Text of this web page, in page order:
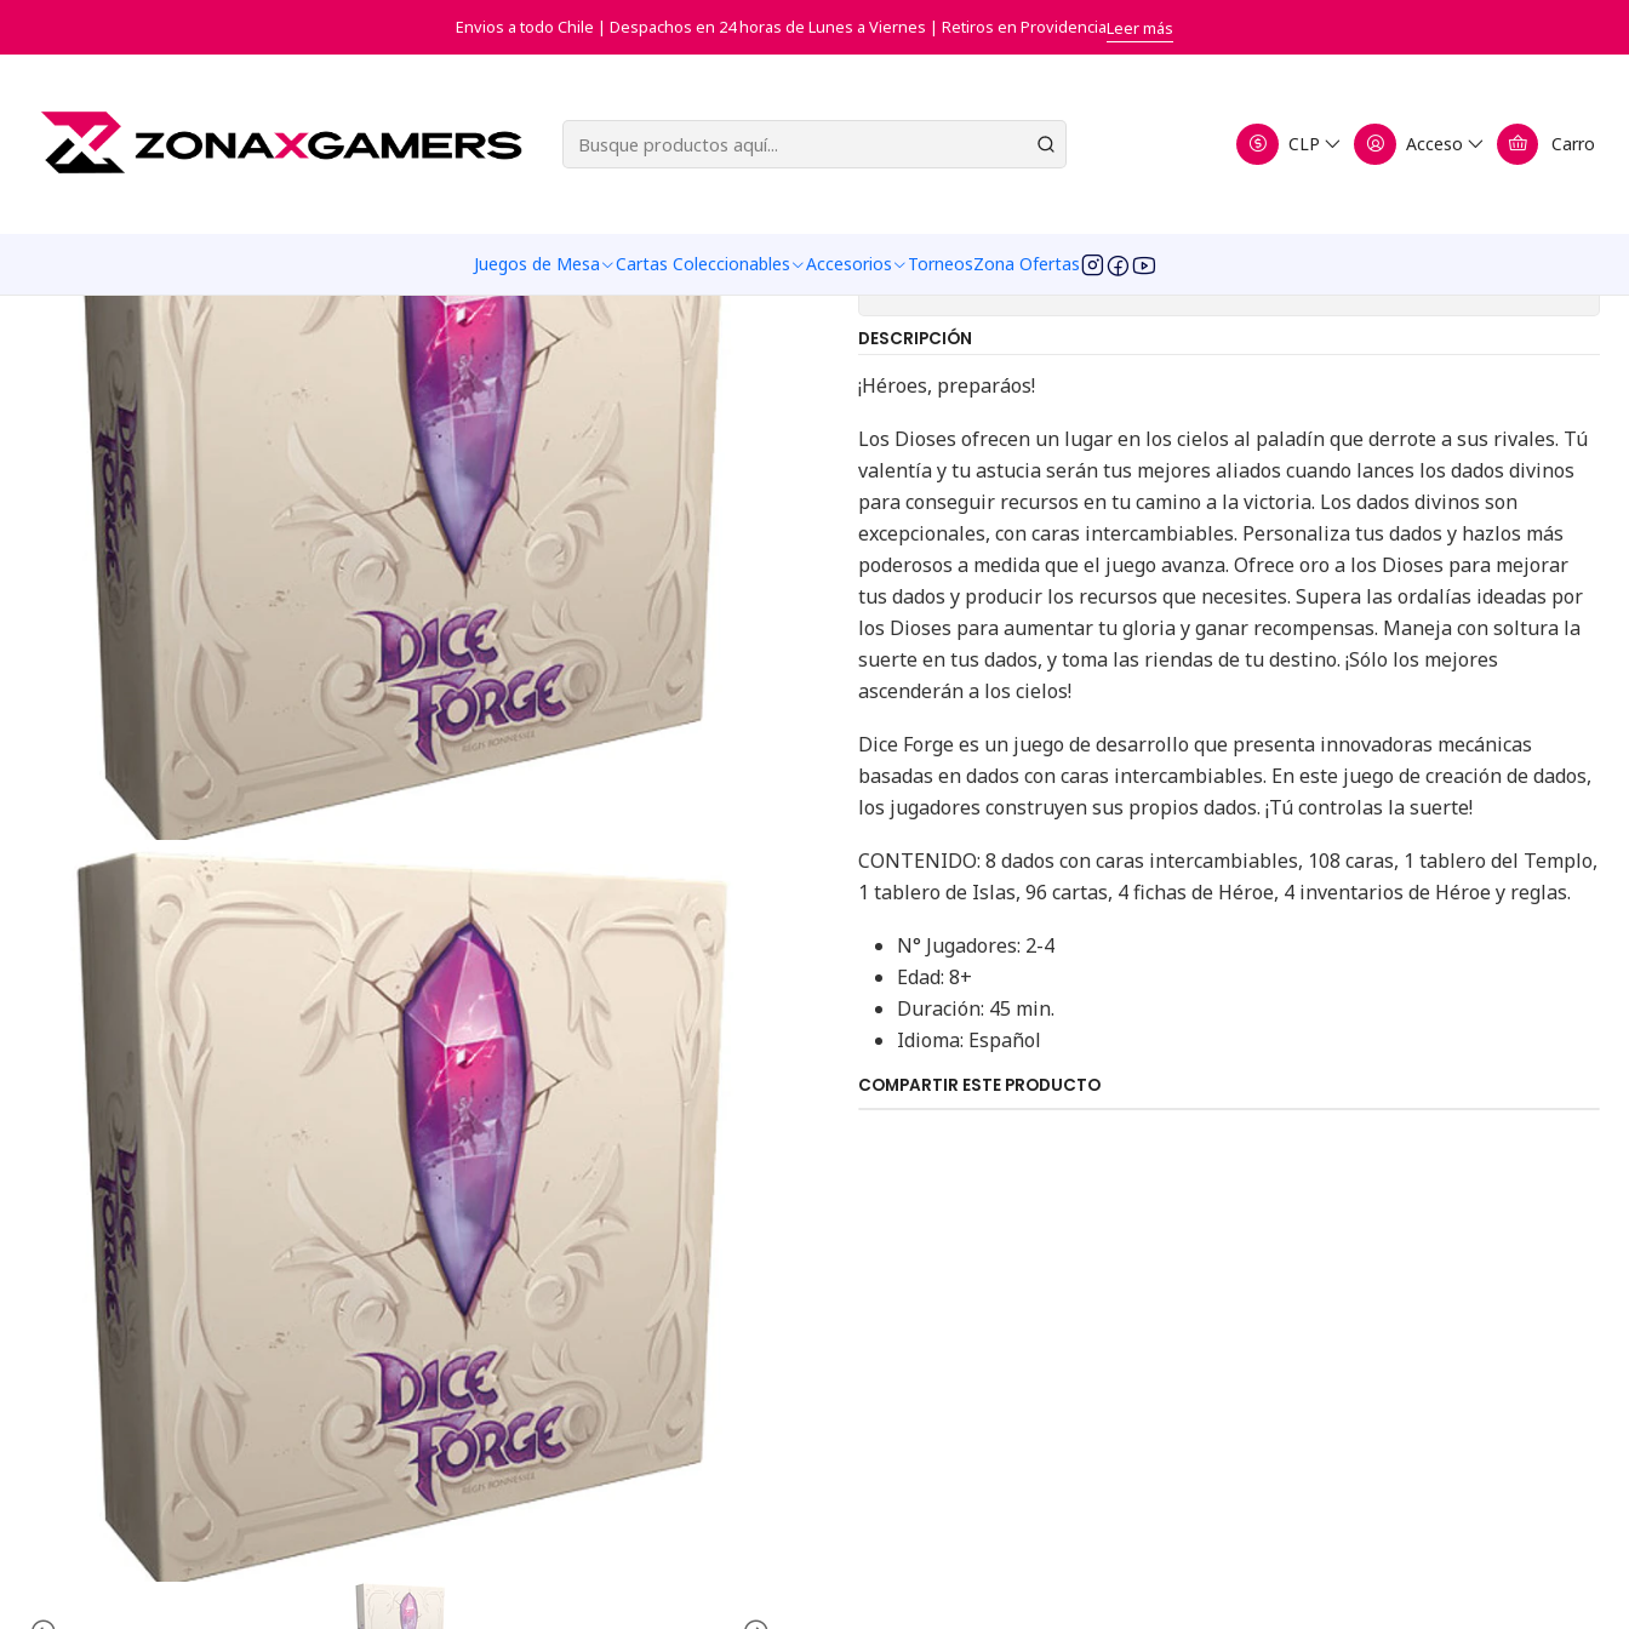
CLP Acceso Carro
Juegos de Mesa Cartas Coleccionables Accesorios TorneosZona Ofertas
Envios a todo Chile | Despachos en 24 horas de Lunes a Viernes | Retiros en ProvidenciaLeer más
Inicio Juegos de Mesa Dice Forge
Dice Forge
DESCRIPCIÓN
¡Héroes, preparáos!
Los Dioses ofrecen un lugar en los cielos al paladín que derrote a sus rivales. Tú
valentía y tu astucia serán tus mejores aliados cuando lances los dados divinos
para conseguir recursos en tu camino a la victoria. Los dados divinos son
excepcionales, con caras intercambiables. Personaliza tus dados y hazlos más
poderosos a medida que el juego avanza. Ofrece oro a los Dioses para mejorar
tus dados y producir los recursos que necesites. Supera las ordalías ideadas por
los Dioses para aumentar tu gloria y ganar recompensas. Maneja con soltura la
suerte en tus dados, y toma las riendas de tu destino. ¡Sólo los mejores
ascenderán a los cielos!
Dice Forge es un juego de desarrollo que presenta innovadoras mecánicas
basadas en dados con caras intercambiables. En este juego de creación de dados,
los jugadores construyen sus propios dados. ¡Tú controlas la suerte!
CONTENIDO: 8 dados con caras intercambiables, 108 caras, 1 tablero del Templo,
1 tablero de Islas, 96 cartas, 4 fichas de Héroe, 4 inventarios de Héroe y reglas.
N° Jugadores: 2-4
Edad: 8+
Duración: 45 min.
Idioma: Español
COMPARTIR ESTE PRODUCTO